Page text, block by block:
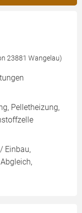
23881 Wangelau)
Pelletheizung,
Einbau,